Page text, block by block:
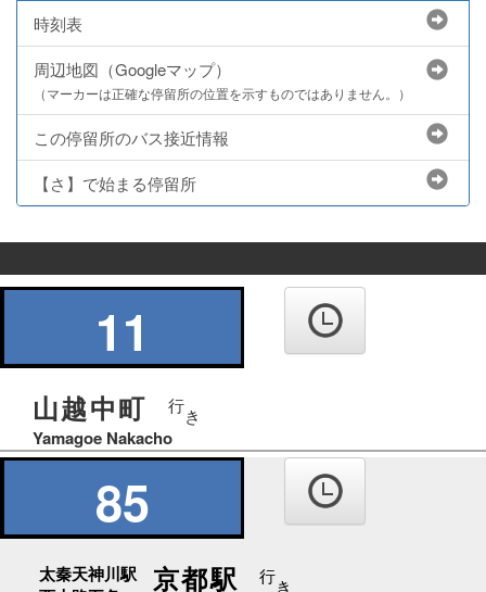
時刻表
周辺地図（Googleマップ）
（マーカーは正確な停留所の位置を示すものではありません。）
この停留所のバス接近情報
【さ】で始まる停留所
の
11
山越中町 行き
Yamagoe Nakacho
85
太秦天神川駅
京都駅 行き